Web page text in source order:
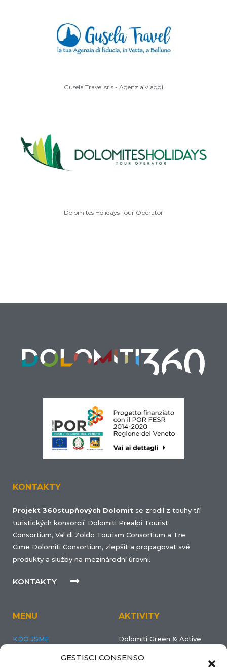
GESTISCI CONSENSO
Gusela Travel srls - Agenzia viaggi
Dolomites Holidays Tour Operator
KONTAKTY
Projekt 360stupňových Dolomit se zrodil z touhy tří
turistických konsorcií: Dolomiti Prealpi Tourist
Consortium, Val di Zoldo Tourism Consortium a Tre
Cime Dolomiti Consortium, zlepšit a propagovat své
produkty a služby na mezinárodní úrovni.
KONTAKTY
MENU
KDO JSME
AKTIVITY
Dolomiti Green & Active
Dolomiti Winter Sports